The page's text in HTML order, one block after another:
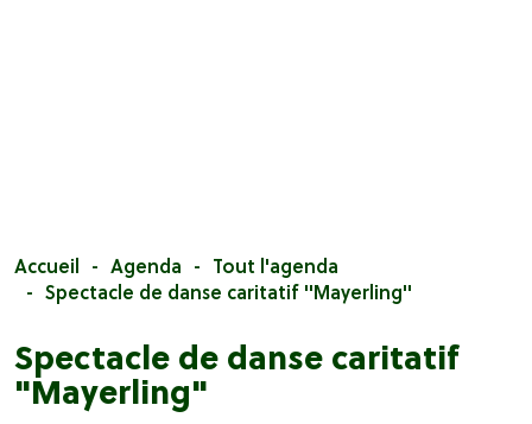
Accueil Agenda
Tout l'agenda
Spectacle de danse caritatif "Mayerling"
Spectacle de danse caritatif
"Mayerling"